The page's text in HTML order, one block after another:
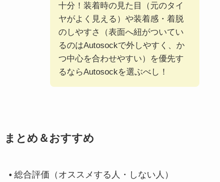
十分！装着時の見た目（元のタイ
ヤがよく見える）や装着感・着脱
のしやすさ（表面へ紐がついてい
るのはAutosockで外しやすく、か
つ中心を合わせやすい）を優先す
るならAutosockを選ぶべし！
まとめ＆おすすめ
• 総合評価（オススメする人・しない人）